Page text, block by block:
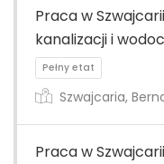
Praca w
kanalizacji i
Szwajcaria,
Praca w